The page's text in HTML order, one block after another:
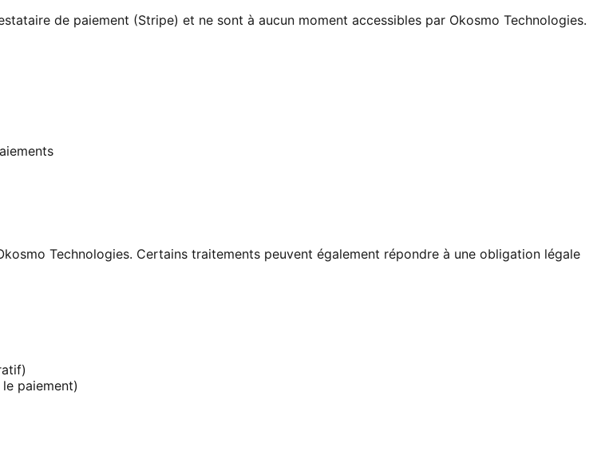
de paiement (Stripe) et ne sont à aucun moment accessibles par Okosmo Technologies.
Technologies. Certains traitements peuvent également répondre à une obligation légale
paiement)